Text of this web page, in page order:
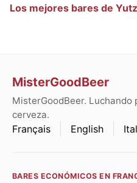
Los mejores bares de Yutz
MisterGoodBeer
MisterGoodBeer. Luchando
cerveza.
Français English
BARES ECONÓMICOS EN